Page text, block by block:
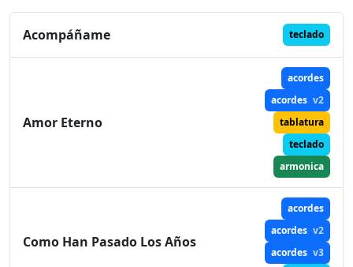
Acompáñame teclado
Amor Eterno
acordes
acordes v2
tablatura
teclado
armonica
Como Han Pasado Los Años
acordes
acordes v2
acordes v3